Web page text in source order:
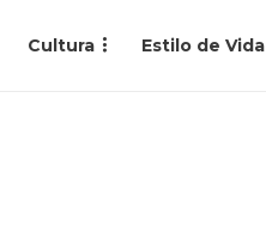
Cultura Estilo de Vida